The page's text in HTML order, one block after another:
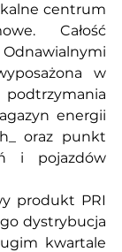
centrum
Całość
w
energii
oraz punkt
i pojazdów
produkt PRI
dystrybucja
kwartale